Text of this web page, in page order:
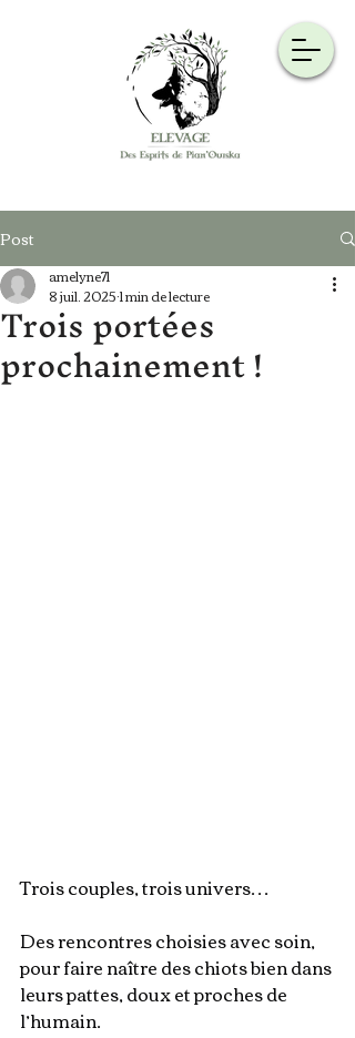
Post
Trois portées
prochainement !
amelyne71
8 juil. 20251 min de lecture
Trois couples, trois univers…
Des rencontres choisies avec soin,
pour faire naître des chiots bien dans
leurs pattes, doux et proches de
l’humain.